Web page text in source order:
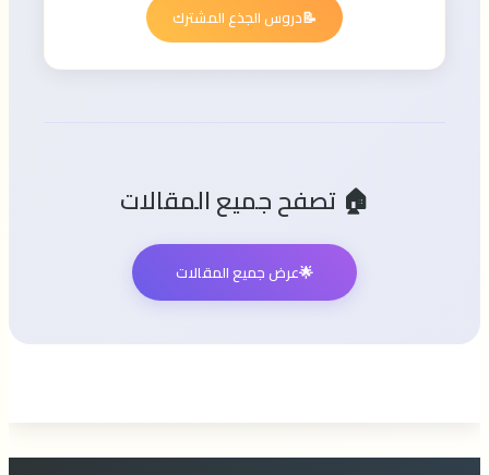
📝دروس الجذع المشترك
🏠 تصفح جميع المقالات
🌟عرض جميع المقالات